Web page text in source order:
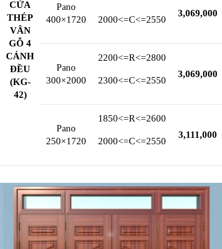
CỬA
THÉP
VÂN
GỖ 4
CÁNH
ĐỀU
(KG-
42)
Pano
400×1720
2000<=C<=2550
3,069,000
Pano
300×2000
2200<=R<=2800
2300<=C<=2550
3,069,000
Pano
250×1720
1850<=R<=2600
2000<=C<=2550
3,111,000